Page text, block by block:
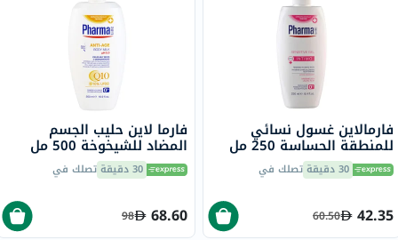
فارمالاين غسول نسائي
للمنطقة الحساسة 250 مل
30 دقيقة تصلك في
42.35
60.50
فارما لاين حليب الجسم
المضاد للشيخوخة 500 مل
30 دقيقة تصلك في
68.60
98